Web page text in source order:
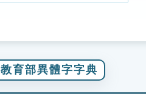
教育部異體字字典